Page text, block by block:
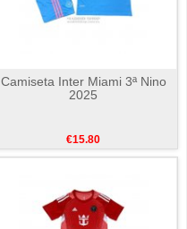
Camiseta Inter Miami 3ª Nino
2025
€15.80